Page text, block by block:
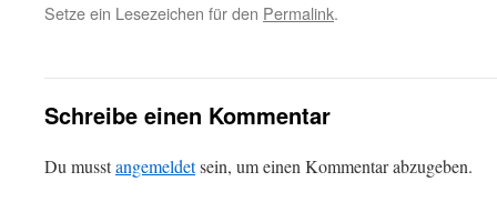
Setze ein Lesezeichen für den Permalink.
Schreibe einen Kommentar
Du musstangemeldetsein, um einen Kommentar abzugeben.